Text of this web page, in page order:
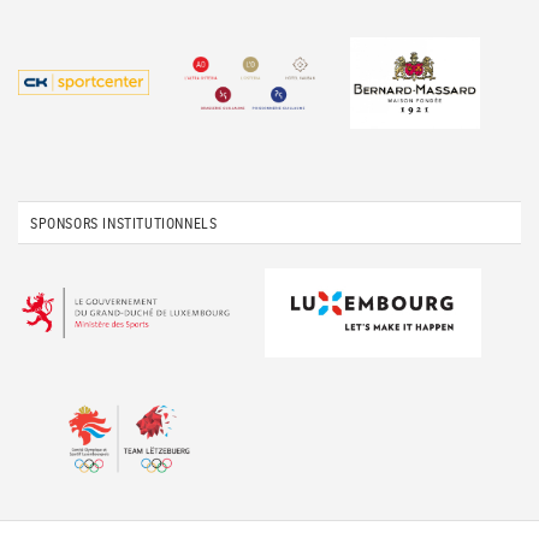
SPONSORS INSTITUTIONNELS